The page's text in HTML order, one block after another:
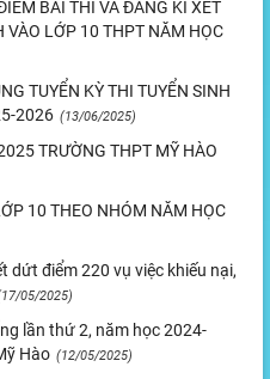
BÀI THI VÀ ĐĂNG KÍ XÉT
VÀO LỚP 10 THPT NĂM HỌC
TUYỂN KỲ THI TUYỂN SINH
2026 (13/06/2025)
TRƯỜNG THPT MỸ HÀO
10 THEO NHÓM NĂM HỌC
dứt điểm 220 vụ việc khiếu nại,
05/2025)
lần thứ 2, năm học 2024-
Hào (12/05/2025)